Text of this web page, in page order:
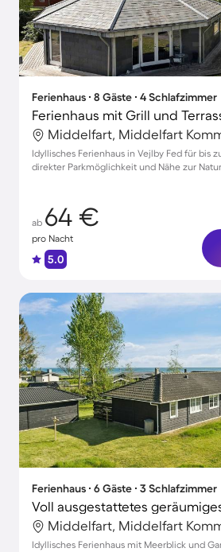
Ferienhaus ∙ 8 Gäste ∙ 4 Schlafzimmer
Ferienhaus mit Grill und
Middelfart, Middelfart
Idyllisches Ferienhaus in Vejlby Fed für bis
direkter Parkmöglichkeit und Nähe zur Natur
ab 64 €
pro Nacht
5.0
Ferienhaus ∙ 6 Gäste ∙ 3 Schlafzimmer
Middelfart, Middelfart
Idyllisches Ferienhaus mit Meerblick und